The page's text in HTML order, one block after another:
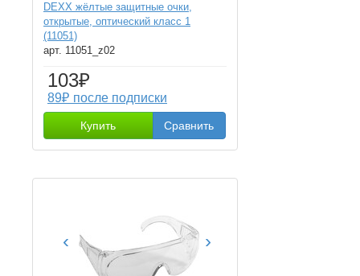
DEXX жёлтые защитные очки,
открытые, оптический класс 1
(11051)
арт. 11051_z02
103₽
89₽ после подписки
Купить Сравнить
‹ ›